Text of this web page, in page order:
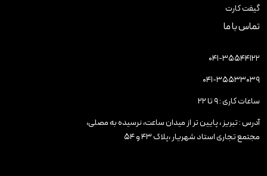
گیفت کارت
تماس با ما
۰۴۱-۳۵۵۴۴۱۲۲
۰۴۱-۳۵۵۳۳۰۳۹
ساعات کاری : ۹ تا ۲۲
آدرس : تبریز ، پایین تر از میدان ساعت، نرسیده به مصلی،
مجتمع تجاری استاد شهریار ،پلاک ۴۳ و ۵۴